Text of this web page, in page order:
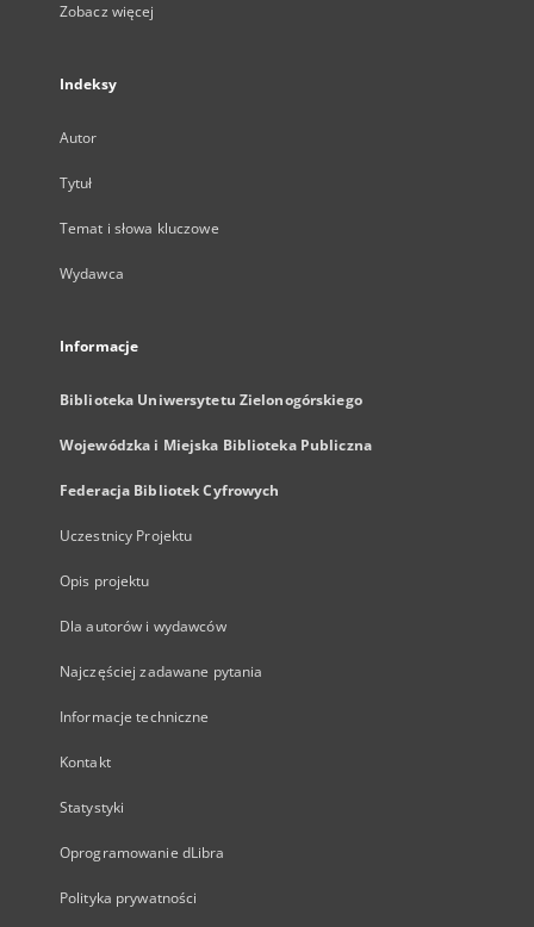
Zobacz więcej
Indeksy
Autor
Tytuł
Temat i słowa kluczowe
Wydawca
Informacje
Biblioteka Uniwersytetu Zielonogórskiego
Wojewódzka i Miejska Biblioteka Publiczna
Federacja Bibliotek Cyfrowych
Uczestnicy Projektu
Opis projektu
Dla autorów i wydawców
Najczęściej zadawane pytania
Informacje techniczne
Kontakt
Statystyki
Oprogramowanie dLibra
Polityka prywatności